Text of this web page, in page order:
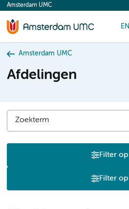
content
Amsterdam UMC
EN
Amsterdam UMC
Afdelingen
Filter op
Filter op